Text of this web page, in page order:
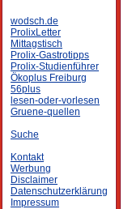
wodsch.de
ProlixLetter
Mittagstisch
Prolix-Gastrotipps
Prolix-Studienführer
Ökoplus Freiburg
56plus
lesen-oder-vorlesen
Gruene-quellen
Suche
Kontakt
Werbung
Disclaimer
Datenschutzerklärung
Impressum